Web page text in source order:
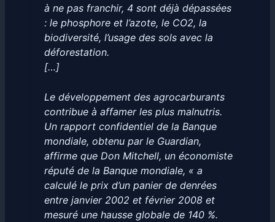
à ne pas franchir, 4 sont déjà dépassées
: le phosphore et l’azote, le CO2, la
biodiversité, l’usage des sols avec la
déforestation.
[…]
Le développement des agrocarburants
contribue à affamer les plus malnutris.
Un rapport confidentiel de la Banque
mondiale, obtenu par le Guardian,
affirme que Don Mitchell, un économiste
réputé de la Banque mondiale, « a
calculé le prix d’un panier de denrées
entre janvier 2002 et février 2008 et
mesuré une hausse globale de 140 %.